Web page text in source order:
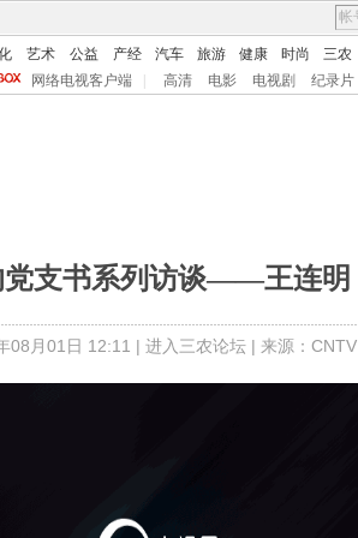
艺术 公益 产经 汽车 旅游 健康 时尚 三农
网络电视客户端 高清 电影 电视剧 纪录片
党支书系列访谈——王连明
08月01日 12:11 | 进入三农论坛 | 来源：CNTV